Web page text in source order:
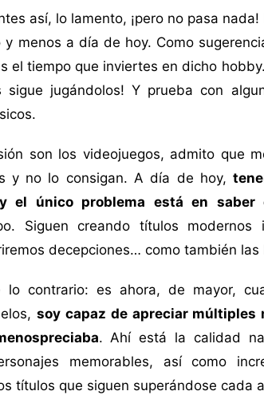
así, lo lamento, ¡pero no pasa
menos a día de hoy. Como
el tiempo que inviertes en dicho
sigue jugándolos! Y prueba con
son los videojuegos, admito que
y no lo consigan. A día de hoy,
el único problema está en saber
Siguen creando títulos modernos
decepciones… como también las
contrario: es ahora, de mayor,
soy capaz de apreciar múltiples
. Ahí está la calidad
memorables, así como
títulos que siguen superándose cada